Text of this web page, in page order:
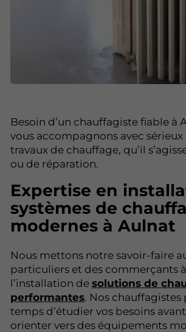
Besoin d’un chauffagiste fiable à
vous accompagnons avec
travaux de chauffage, qu’il
ou de réparation.
Expertise en
systèmes de
modernes à Aulnat
Nous mettons notre savoir-faire
particuliers et des commerçants
l’installation de solutions de
performantes. Nos chauffagistes
temps d’étudier vos besoins
orienter vers des équipements